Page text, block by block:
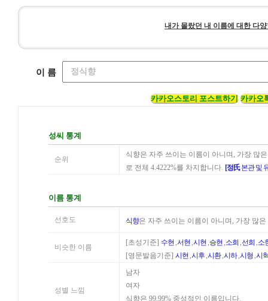
내가 몰랐던 내 이름에 대한 다
이 름
카카오스토리 포스트하기 카카오
성씨 통계
순위
식향은 자주 쓰이는 이름이 아니며, 가장 많
로 전체 4.4222%를 차지합니다. [정氏본관 및
이름 통계
선호도 식향은 자주 쓰이는 이름이 아니며, 가장 많
비슷한 이름
[초성기준] 수현 ,서현 ,시현 ,승현 ,소희 ,선희 ,소
[영문발음기준] 시현 ,시후,시환,시하,시형,시
성별 느낌
남자
여자
식향은 99.99% 중성적인 이름입니다.